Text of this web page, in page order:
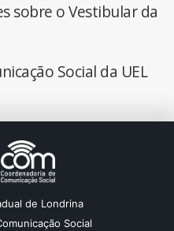
sobre o Vestibular da
Social da UEL
de Londrina
Social